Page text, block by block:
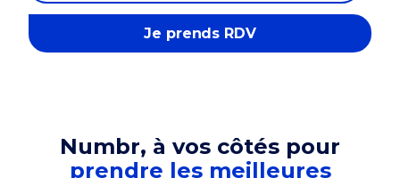
Je prends RDV
Numbr, à vos côtés pour
prendre les meilleures